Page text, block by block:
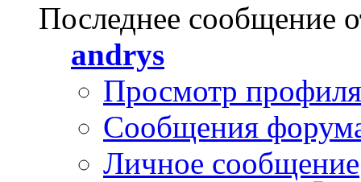
Последнее сообщение
andrys
Просмотр профиля
Сообщения
Личное сообщение